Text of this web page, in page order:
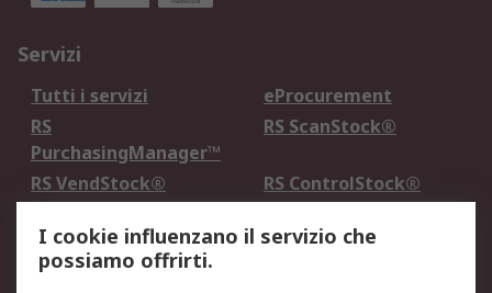
Servizi
Tutti i servizi
eProcurement
RS
PurchasingManager™
RS ScanStock®
RS VendStock®
RS ControlStock®
Legale
I cookie influenzano il servizio che
possiamo offrirti.